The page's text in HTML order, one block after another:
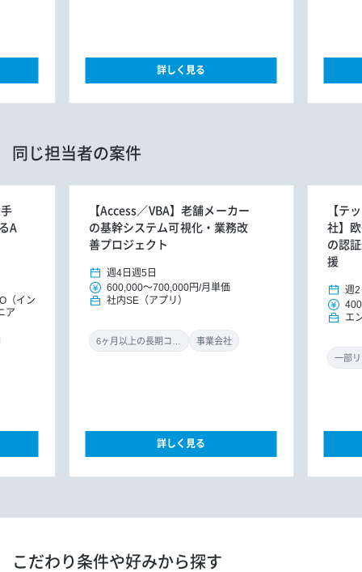
詳しく見る
同じ担当者の案件
A
（イン
ア
【Access／VBA】老舗メーカー
の基幹システム可視化・業務改
善プロジェクト
週4日 週5日
600,000～700,000円/月単価
社内SE（アプリ）
事業会社
詳しく見る
【テ
社】
の認
援
週2
エ
一部
こだわり条件や好みから探す